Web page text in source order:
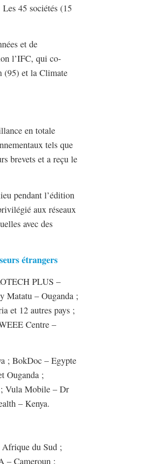
45 sociétés (15
et de
l’IFC, qui co-
(95) et la Climate
en totale
tels que
brevets et a reçu le
pendant l’édition
aux réseaux
avec des
étrangers
PLUS –
Matatu – Ouganda ;
et 12 autres pays ;
Centre –
; BokDoc – Egypte
Ouganda ;
Vula Mobile – Dr
– Kenya.
Afrique du Sud ;
– Cameroun ;